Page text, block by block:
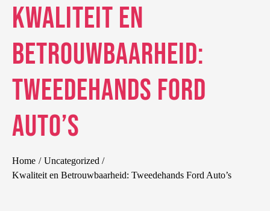
Kwaliteit en
Betrouwbaarheid:
Tweedehands Ford
Auto’s
Home
Uncategorized
Kwaliteit en Betrouwbaarheid: Tweedehands Ford Auto’s